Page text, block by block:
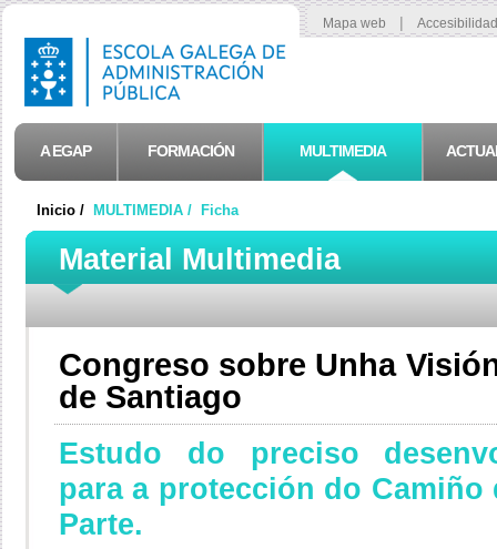
Mapa web |
A EGAP FORMACIÓN MULTIMEDIA
Inicio / MULTIMEDIA / Ficha
Material Multimedia
Congreso sobre Unha
de Santiago
Estudo do preciso
para a protección do Camiño
Parte.